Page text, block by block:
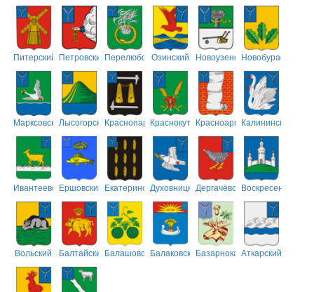
Питерский ПетровскийПерелюбскийОзинский НовоузенскийНовобурасский
МарксовскийЛысогорскийКраснопартизанский
КраснокутскийКрасноармейский
Калининский
ИвантеевскийЕршовский ЕкатериновскийДуховницкийДергачёвскийВоскресенский
Вольский БалтайскийБалашовскийБалаковскийБазарнокарабулакский
Аткарский